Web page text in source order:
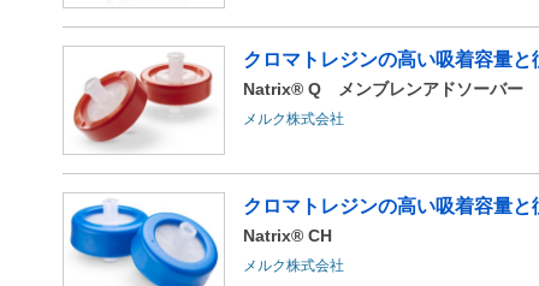
クロマトレジンの高い吸着容量
Natrix® Q メンブレンアドソーバー
メルク株式会社
クロマトレジンの高い吸着容量
Natrix® CH
メルク株式会社